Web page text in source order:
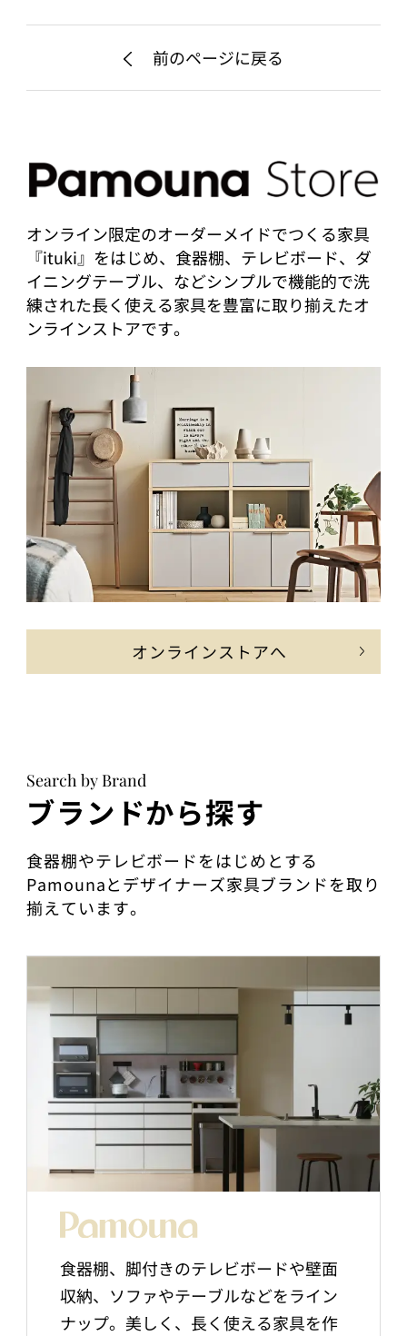
前のページに戻る
オンライン限定のオーダーメイドでつくる家具
『ituki』をはじめ、食器棚、テレビボード、ダ
イニングテーブル、などシンプルで機能的で洗
練された長く使える家具を豊富に取り揃えたオ
ンラインストアです。
オンラインストアへ
Search by Brand
ブランドから探す
食器棚やテレビボードをはじめとする
Pamounaとデザイナーズ家具ブランドを取り
揃えています。
食器棚、脚付きのテレビボードや壁面
収納、ソファやテーブルなどをライン
ナップ。美しく、長く使える家具を作